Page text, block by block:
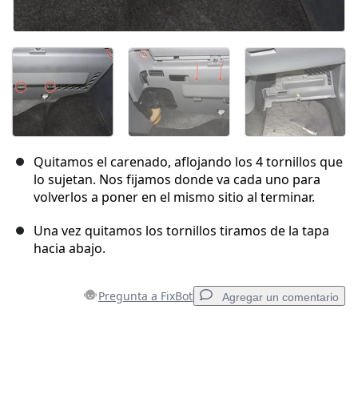
Quitamos el carenado, aflojando los 4 tornillos que
lo sujetan. Nos fijamos donde va cada uno para
volverlos a poner en el mismo sitio al terminar.
Una vez quitamos los tornillos tiramos de la tapa
hacia abajo.
Pregunta a FixBot Agregar un comentario